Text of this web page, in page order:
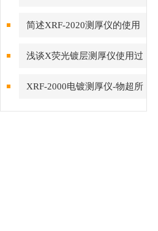
性受到影响的因素
简述XRF-2020测厚仪的使用
范围
浅谈X荧光镀层测厚仪使用过
程中需要注意的问题
XRF-2000电镀测厚仪-物超所
值的主要体现